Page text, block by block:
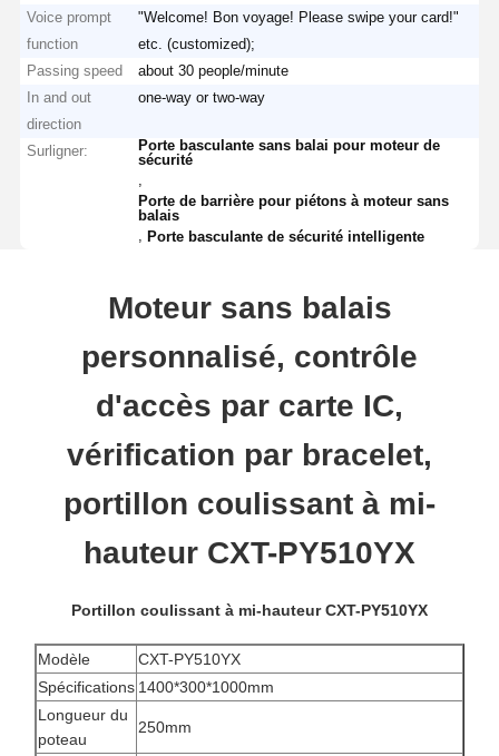
Voice prompt
function
"Welcome! Bon voyage! Please swipe your card!"
etc. (customized);
Passing speed
about 30 people/minute
In and out
direction
one-way or two-way
Surligner:
Porte basculante sans balai pour moteur de
sécurité
Porte de barrière pour piétons à moteur sans
balais
,Porte basculante de sécurité intelligente
Moteur sans balais
personnalisé, contrôle
d'accès par carte IC,
vérification par bracelet,
portillon coulissant à mi-
hauteur CXT-PY510YX
Portillon coulissant à mi-hauteur CXT-PY510YX
Modèle
CXT-PY510YX
Spécifications 1400*300*1000mm
Longueur du
poteau
250mm